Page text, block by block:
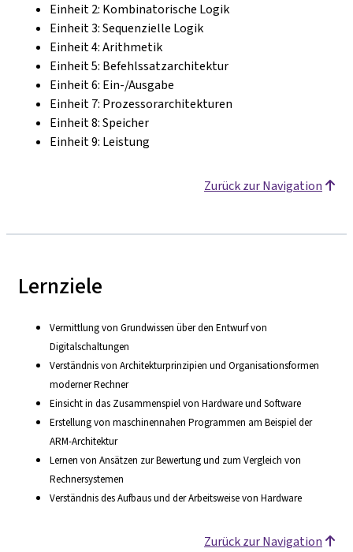
Einheit 2: Kombinatorische Logik
Einheit 3: Sequenzielle Logik
Einheit 4: Arithmetik
Einheit 5: Befehlssatzarchitektur
Einheit 6: Ein-/Ausgabe
Einheit 7: Prozessorarchitekturen
Einheit 8: Speicher
Einheit 9: Leistung
Zurück zur Navigation
Lernziele
Vermittlung von Grundwissen über den Entwurf von
Digitalschaltungen
Verständnis von Architekturprinzipien und Organisationsformen
moderner Rechner
Einsicht in das Zusammenspiel von Hardware und Software
Erstellung von maschinennahen Programmen am Beispiel der
ARM-Architektur
Lernen von Ansätzen zur Bewertung und zum Vergleich von
Rechnersystemen
Verständnis des Aufbaus und der Arbeitsweise von Hardware
Zurück zur Navigation